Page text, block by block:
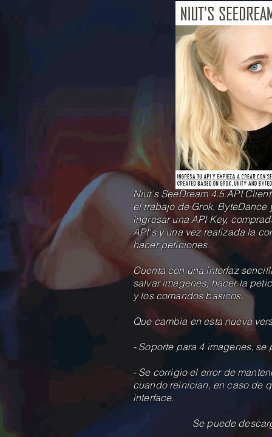
Niut's SeeDream 4.5 API
el trabajo de Grok, ByteDance
ingresar una API Key,
API's y una vez realizada la
hacer peticiones.
Cuenta con una interfaz
salvar imagenes, hacer la
y los comandos basicos.
Que cambia en esta nueva
- Soporte para 4 imagenes,
- Se corrigio el error de
cuando reinician, en caso de
interface.
Se puede